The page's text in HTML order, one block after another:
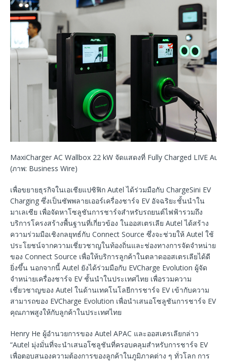
MaxiCharger AC Wallbox 22 kW จัดแสดงที่ Fully Charged LIVE
(ภาพ: Business Wire)
เพื่อขยายธุรกิจในเอเชียแปซิฟิก Autel ได้ร่วมมือกับ ChargeSini EV
Charging ซึ่งเป็นซัพพลายเออร์เครื่องชาร์จ EV อัจฉริยะชั้นนำใน
มาเลเซีย เพื่อจัดหาโซลูชันการชาร์จสำหรับรถยนต์ไฟฟ้ารวมถึง
บริการโครงสร้างพื้นฐานที่เกี่ยวข้อง ในออสเตรเลีย Autel ได้สร้าง
ความร่วมมือเชิงกลยุทธ์กับ Connect Source ซึ่งจะช่วยให้ Autel ใช้
ประโยชน์จากความเชี่ยวชาญในท้องถิ่นและช่องทางการจัดจำหน่าย
ของ Connect Source เพื่อให้บริการลูกค้าในตลาดออสเตรเลียได้ดี
ยิ่งขึ้น นอกจากนี้ Autel ยังได้ร่วมมือกับ EVCharge Evolution ผู้จัด
จำหน่ายเครื่องชาร์จ EV ชั้นนำในประเทศไทย เพื่อรวมความ
เชี่ยวชาญของ Autel ในด้านเทคโนโลยีการชาร์จ EV เข้ากับความ
สามารถของ EVCharge Evolution เพื่อนำเสนอโซลูชันการชาร์จ EV
คุณภาพสูงให้กับลูกค้าในประเทศไทย
Henry He ผู้อำนวยการของ Autel APAC และออสเตรเลียกล่าว
“Autel มุ่งมั่นที่จะนำเสนอโซลูชันที่ครอบคลุมสำหรับการชาร์จ EV
เพื่อตอบสนองความต้องการของลูกค้าในภูมิภาคต่าง ๆ ทั่วโลก การ